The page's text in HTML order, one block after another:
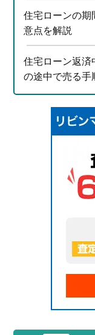
住宅ローンの期
意点を解説
住宅ローン返
の途中で売る